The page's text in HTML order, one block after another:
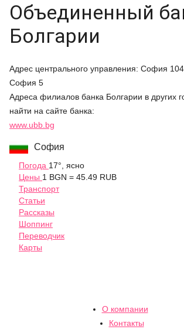
Объединенный
Болгарии
Адрес центрального управления: София
София 5
Адреса филиалов банка Болгарии в других
найти на сайте банка:
www.ubb.bg
София
Погода 17°, ясно
Цены 1 BGN = 45.49 RUB
Транспорт
Статьи
Рассказы
Шоппинг
Переводчик
Карты
О компании
Контакты